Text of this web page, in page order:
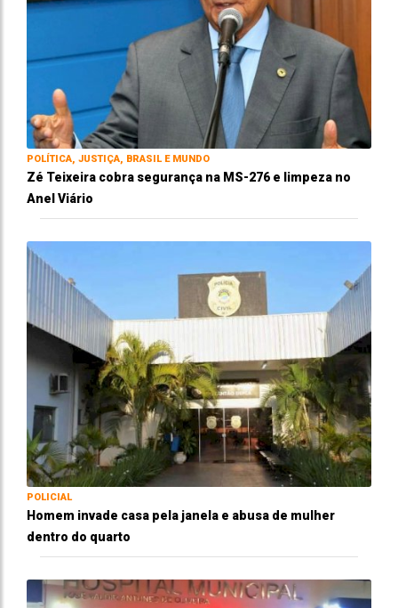
POLÍTICA, JUSTIÇA, BRASIL E MUNDO
Zé Teixeira cobra segurança na MS-276 e limpeza no
Anel Viário
POLICIAL
Homem invade casa pela janela e abusa de mulher
dentro do quarto